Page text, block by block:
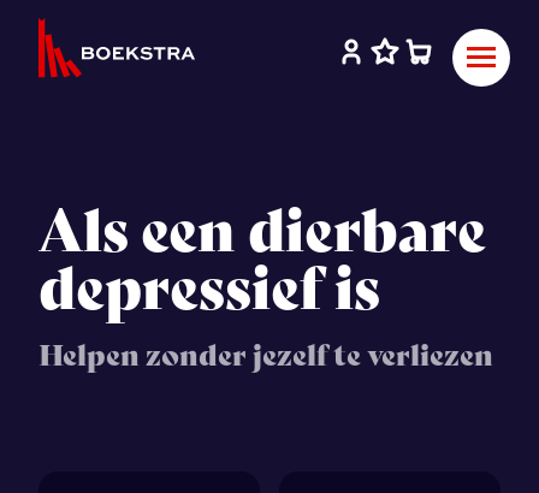
Als een dierbare
depressief is
Helpen zonder jezelf te verliezen